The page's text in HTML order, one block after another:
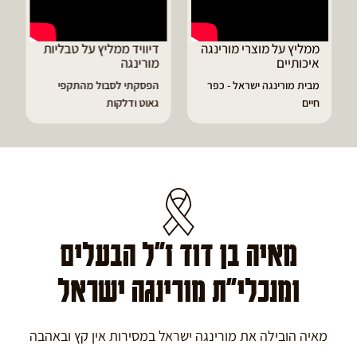
ממליץ על מוצרי מורינגה
איכותיים
מבית מורינגה ישראל - כפר
חיים
דיוויד ממליץ על טבליות
מורינגה
הפסקתי לסבול מהתקפי
גאוט ודלקות
מאיה בן דוד ז"ל הבעלים
ומנכלי"ת מורינגה ישראל
מאיה הובילה את מורינגה ישראל במסירות אין קץ ובאהבה